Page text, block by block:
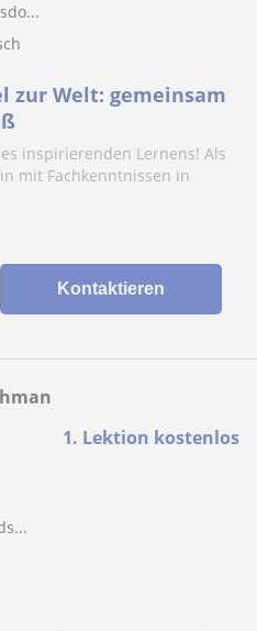
zur Welt: gemeinsam
inspirierenden Lernens! Als
mit Fachkenntnissen in
Kontaktieren
1. Lektion kostenlos